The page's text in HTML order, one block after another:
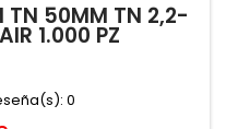
TN 50MM TN 2,2-
1.000 PZ
0